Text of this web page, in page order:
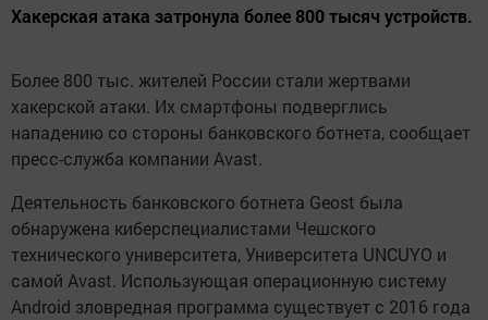
Хакерская атака затронула более 800 тысяч устройств.
Более 800 тыс. жителей России стали жертвами
хакерской атаки. Их смартфоны подверглись
нападению со стороны банковского ботнета, сообщает
пресс-служба компании Avast.
Деятельность банковского ботнета Geost была
обнаружена киберспециалистами Чешского
технического университета, Университета UNCUYO и
самой Avast. Использующая операционную систему
Android зловредная программа существует с 2016 года